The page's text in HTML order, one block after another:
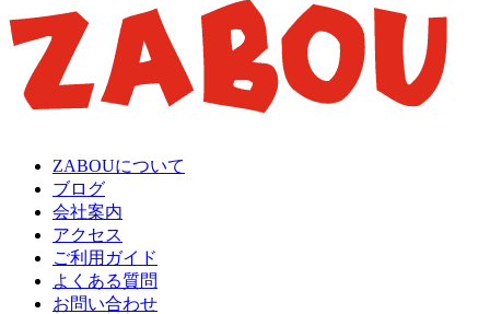
ZABOUについて
ブログ
会社案内
アクセス
ご利用ガイド
よくある質問
お問い合わせ